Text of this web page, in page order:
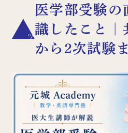
医学部受験の
識したこと｜
から2次試験